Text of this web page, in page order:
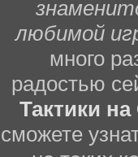
любимой
много
радостью
Тактики
сможете